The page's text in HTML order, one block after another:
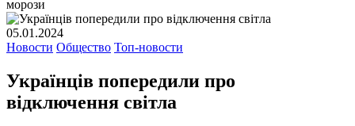
морози
05.01.2024
Новости Общество Топ-новости
Українців попередили про
відключення світла